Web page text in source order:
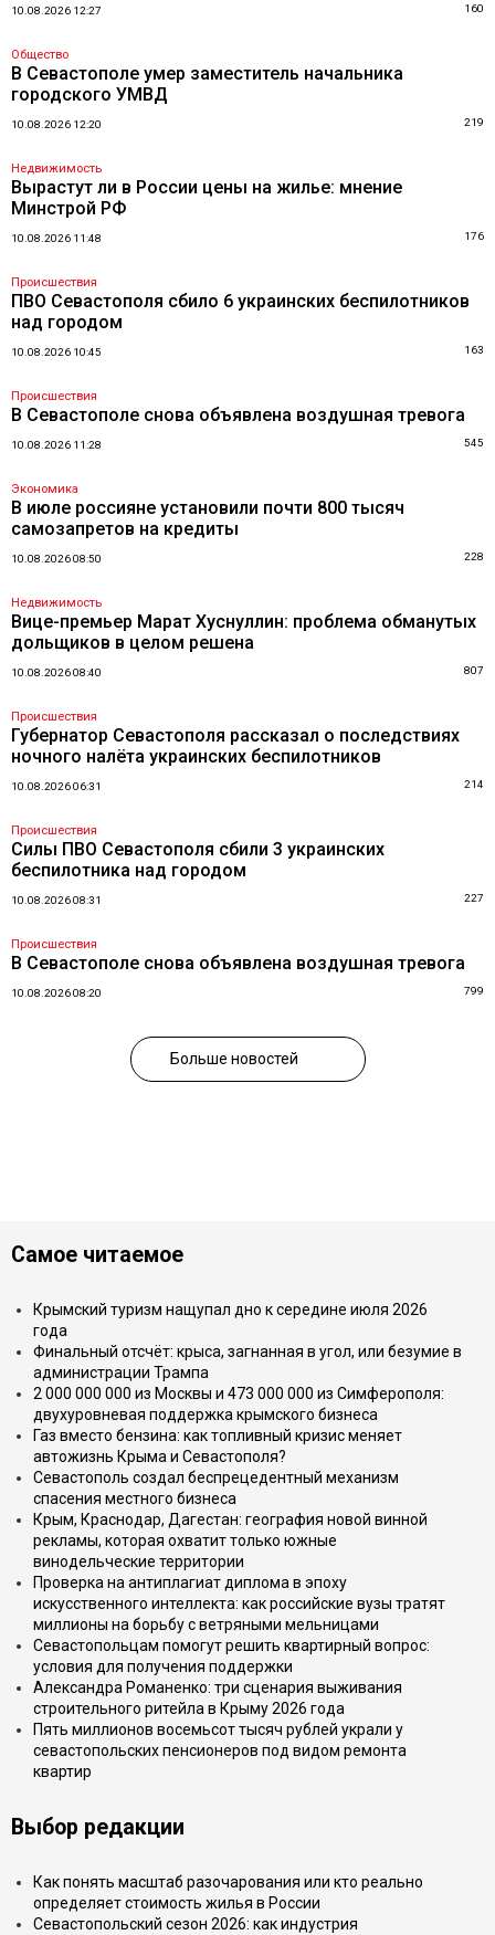
10.08.2026 12:27 160
Общество
В Севастополе умер заместитель начальника
городского УМВД
10.08.2026 12:20 219
Недвижимость
Вырастут ли в России цены на жилье: мнение
Минстрой РФ
10.08.2026 11:48 176
Происшествия
ПВО Севастополя сбило 6 украинских беспилотников
над городом
10.08.2026 10:45 163
Происшествия
В Севастополе снова объявлена воздушная тревога
10.08.2026 11:28 545
Экономика
В июле россияне установили почти 800 тысяч
самозапретов на кредиты
10.08.2026 08:50 228
Недвижимость
Вице-премьер Марат Хуснуллин: проблема обманутых
дольщиков в целом решена
10.08.2026 08:40 807
Происшествия
Губернатор Севастополя рассказал о последствиях
ночного налёта украинских беспилотников
10.08.2026 06:31 214
Происшествия
Силы ПВО Севастополя сбили 3 украинских
беспилотника над городом
10.08.2026 08:31 227
Происшествия
В Севастополе снова объявлена воздушная тревога
10.08.2026 08:20 799
Больше новостей
Самое читаемое
Крымский туризм нащупал дно к середине июля 2026
года
Финальный отсчёт: крыса, загнанная в угол, или безумие в
администрации Трампа
2 000 000 000 из Москвы и 473 000 000 из Симферополя:
двухуровневая поддержка крымского бизнеса
Газ вместо бензина: как топливный кризис меняет
автожизнь Крыма и Севастополя?
Севастополь создал беспрецедентный механизм
спасения местного бизнеса
Крым, Краснодар, Дагестан: география новой винной
рекламы, которая охватит только южные
винодельческие территории
Проверка на антиплагиат диплома в эпоху
искусственного интеллекта: как российские вузы тратят
миллионы на борьбу с ветряными мельницами
Севастопольцам помогут решить квартирный вопрос:
условия для получения поддержки
Александра Романенко: три сценария выживания
строительного ритейла в Крыму 2026 года
Пять миллионов восемьсот тысяч рублей украли у
севастопольских пенсионеров под видом ремонта
квартир
Выбор редакции
Как понять масштаб разочарования или кто реально
определяет стоимость жилья в России
Севастопольский сезон 2026: как индустрия